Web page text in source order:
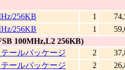
256KB
1
256KB
1
100MHz,L2 256KB)
ールパッケージ
2
ールパッケージ
2